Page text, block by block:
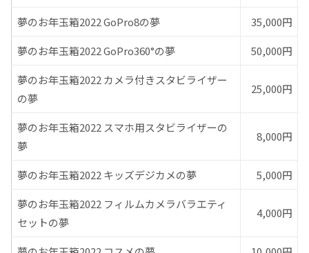
夢のお年玉箱2022 GoPro8の夢
35,000円
夢のお年玉箱2022 GoPro360°の夢
50,000円
夢のお年玉箱2022 カメラ付きスタビライザー
の夢
25,000円
夢のお年玉箱2022 スマホ用スタビライザーの
夢
8,000円
夢のお年玉箱2022 キッズデジカメの夢
5,000円
夢のお年玉箱2022 フィルムカメラバラエティ
セットの夢
4,000円